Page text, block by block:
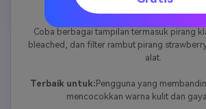
Berbagai Gaya Pirang yang
Coba berbagai tampilan termasuk pirang
bleached, dan filter rambut pirang
alat.
Terbaik untuk: Pengguna yang
mencocokkan warna kulit dan